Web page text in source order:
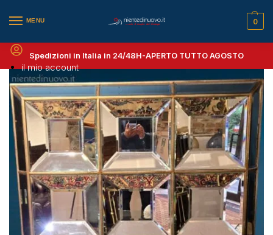
MENU
il mio account
0
Spedizioni in Italia in 24/48H-APERTO TUTTO AGOSTO